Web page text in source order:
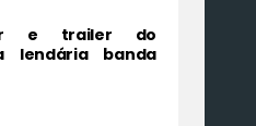
e trailer do
lendária banda